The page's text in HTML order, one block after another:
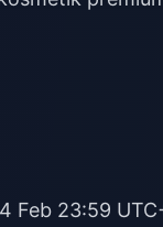
Feb 23:59